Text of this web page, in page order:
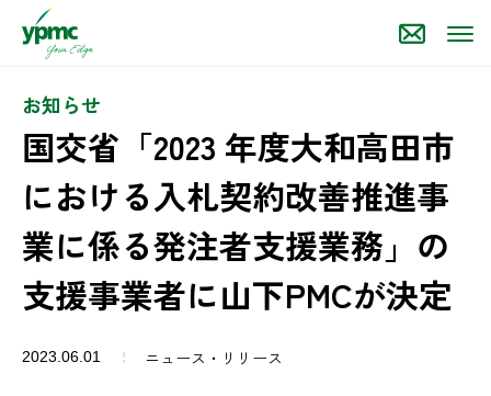
お知らせ
国交省「2023 年度大和高田市
における入札契約改善推進事
業に係る発注者支援業務」の
支援事業者に山下PMCが決定
2023.06.01 ニュース・リリース